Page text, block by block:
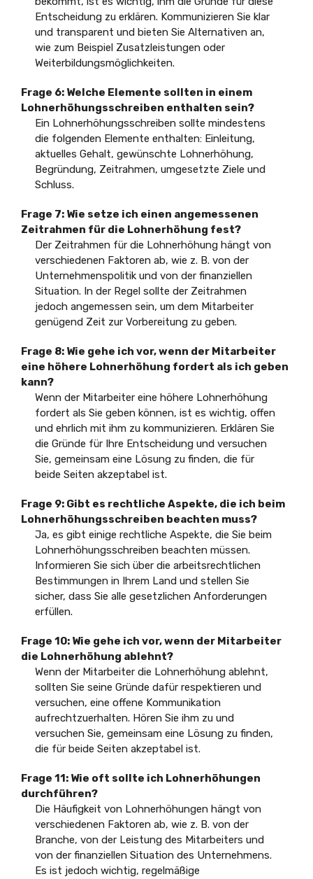
Entscheidung zu erklären. Kommunizieren Sie klar
und transparent und bieten Sie Alternativen an,
wie zum Beispiel Zusatzleistungen oder
Weiterbildungsmöglichkeiten.
Frage 6: Welche Elemente sollten in einem
Lohnerhöhungsschreiben enthalten sein?
Ein Lohnerhöhungsschreiben sollte mindestens
die folgenden Elemente enthalten: Einleitung,
aktuelles Gehalt, gewünschte Lohnerhöhung,
Begründung, Zeitrahmen, umgesetzte Ziele und
Schluss.
Frage 7: Wie setze ich einen angemessenen
Zeitrahmen für die Lohnerhöhung fest?
Der Zeitrahmen für die Lohnerhöhung hängt von
verschiedenen Faktoren ab, wie z. B. von der
Unternehmenspolitik und von der finanziellen
Situation. In der Regel sollte der Zeitrahmen
jedoch angemessen sein, um dem Mitarbeiter
genügend Zeit zur Vorbereitung zu geben.
Frage 8: Wie gehe ich vor, wenn der Mitarbeiter
eine höhere Lohnerhöhung fordert als ich geben
kann?
Wenn der Mitarbeiter eine höhere Lohnerhöhung
fordert als Sie geben können, ist es wichtig, offen
und ehrlich mit ihm zu kommunizieren. Erklären Sie
die Gründe für Ihre Entscheidung und versuchen
Sie, gemeinsam eine Lösung zu finden, die für
beide Seiten akzeptabel ist.
Frage 9: Gibt es rechtliche Aspekte, die ich beim
Lohnerhöhungsschreiben beachten muss?
Ja, es gibt einige rechtliche Aspekte, die Sie beim
Lohnerhöhungsschreiben beachten müssen.
Informieren Sie sich über die arbeitsrechtlichen
Bestimmungen in Ihrem Land und stellen Sie
sicher, dass Sie alle gesetzlichen Anforderungen
erfüllen.
Frage 10: Wie gehe ich vor, wenn der Mitarbeiter
die Lohnerhöhung ablehnt?
Wenn der Mitarbeiter die Lohnerhöhung ablehnt,
sollten Sie seine Gründe dafür respektieren und
versuchen, eine offene Kommunikation
aufrechtzuerhalten. Hören Sie ihm zu und
versuchen Sie, gemeinsam eine Lösung zu finden,
die für beide Seiten akzeptabel ist.
Frage 11: Wie oft sollte ich Lohnerhöhungen
durchführen?
Die Häufigkeit von Lohnerhöhungen hängt von
verschiedenen Faktoren ab, wie z. B. von der
Branche, von der Leistung des Mitarbeiters und
von der finanziellen Situation des Unternehmens.
Es ist jedoch wichtig, regelmäßige